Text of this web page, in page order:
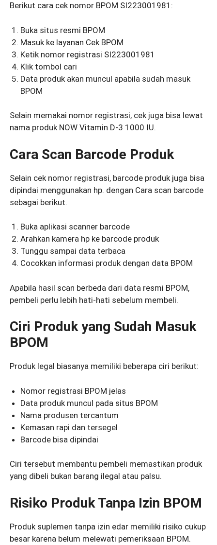
Berikut cara cek nomor BPOM SI223001981:
Buka situs resmi BPOM
Masuk ke layanan Cek BPOM
Ketik nomor registrasi SI223001981
Klik tombol cari
Data produk akan muncul apabila sudah masuk
BPOM
Selain memakai nomor registrasi, cek juga bisa lewat
nama produk NOW Vitamin D-3 1000 IU.
Cara Scan Barcode Produk
Selain cek nomor registrasi, barcode produk juga bisa
dipindai menggunakan hp. dengan Cara scan barcode
sebagai berikut.
Buka aplikasi scanner barcode
Arahkan kamera hp ke barcode produk
Tunggu sampai data terbaca
Cocokkan informasi produk dengan data BPOM
Apabila hasil scan berbeda dari data resmi BPOM,
pembeli perlu lebih hati-hati sebelum membeli.
Ciri Produk yang Sudah Masuk
BPOM
Produk legal biasanya memiliki beberapa ciri berikut:
Nomor registrasi BPOM jelas
Data produk muncul pada situs BPOM
Nama produsen tercantum
Kemasan rapi dan tersegel
Barcode bisa dipindai
Ciri tersebut membantu pembeli memastikan produk
yang dibeli bukan barang ilegal atau palsu.
Risiko Produk Tanpa Izin BPOM
Produk suplemen tanpa izin edar memiliki risiko cukup
besar karena belum melewati pemeriksaan BPOM.